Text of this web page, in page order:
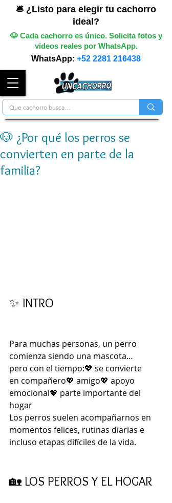
🛎️ ¿Listo para elegir tu cachorro
ideal?
🐶 Cada cachorro es único. Solicita fotos y
videos reales por WhatsApp.
WhatsApp: +52 2281 216438
🐶 ¿Por qué los perros se
convierten en parte de la
familia?
✨ INTRO
Para muchas personas, un perro
comienza siendo una mascota…
pero con el tiempo:💖 se convierte
en compañero💖 amigo💖 apoyo
emocional💖 parte importante del
hogar
Los perros suelen acompañarnos en
momentos felices, rutinas diarias e
incluso etapas difíciles de la vida.
🏡 LOS PERROS Y EL HOGAR